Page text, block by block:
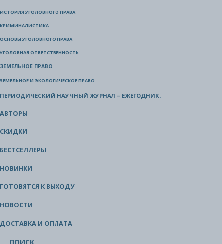
ИСТОРИЯ УГОЛОВНОГО ПРАВА
КРИМИНАЛИСТИКА
ОСНОВЫ УГОЛОВНОГО ПРАВА
УГОЛОВНАЯ ОТВЕТСТВЕННОСТЬ
ЗЕМЕЛЬНОЕ ПРАВО
ЗЕМЕЛЬНОЕ И ЭКОЛОГИЧЕСКОЕ ПРАВО
ПЕРИОДИЧЕСКИЙ НАУЧНЫЙ ЖУРНАЛ – ЕЖЕГОДНИК.
АВТОРЫ
СКИДКИ
БЕСТСЕЛЛЕРЫ
НОВИНКИ
ГОТОВЯТСЯ К ВЫХОДУ
НОВОСТИ
ДОСТАВКА И ОПЛАТА
ПОИСК